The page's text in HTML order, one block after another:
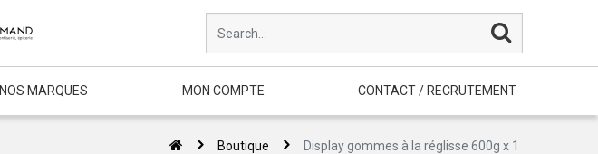
NOS MARQUES MON COMPTE CONTACT / RECRUTEMENT
Boutique Display gommes à la réglisse 600g x 1